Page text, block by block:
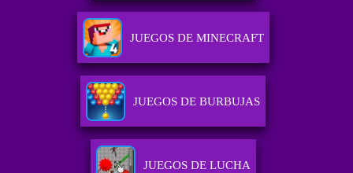
JUEGOS DE MINECRAFT
JUEGOS DE BURBUJAS
JUEGOS DE LUCHA